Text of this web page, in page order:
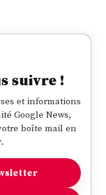
suivre !
et informations
Google News,
boîte mail en